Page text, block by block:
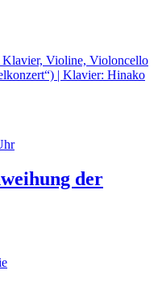
Klavier, Violine, Violoncello
| Klavier: Hinako
der